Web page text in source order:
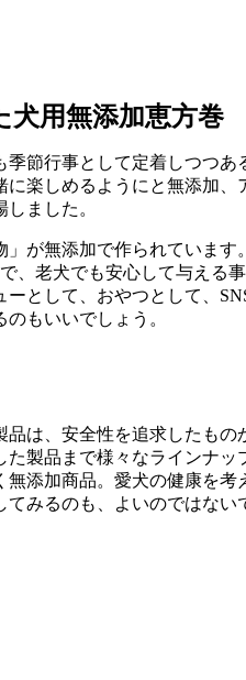
犬用無添加恵方巻
季節行事として定着しつつあ
に楽しめるようにと無添加、
ました。
」が無添加で作られています
、老犬でも安心して与える事
として、おやつとして、
もいいでしょう。
品は、安全性を追求したもの
た製品まで様々なラインナッ
無添加商品。愛犬の健康を考
てみるのも、よいのではない